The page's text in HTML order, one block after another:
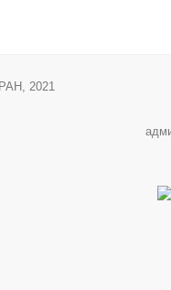
2021